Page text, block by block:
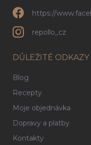
https://
repollo_cz
DŮLEŽITÉ ODKAZY
Blog
Recepty
Moje objednávka
Dopravy a platby
Kontakty